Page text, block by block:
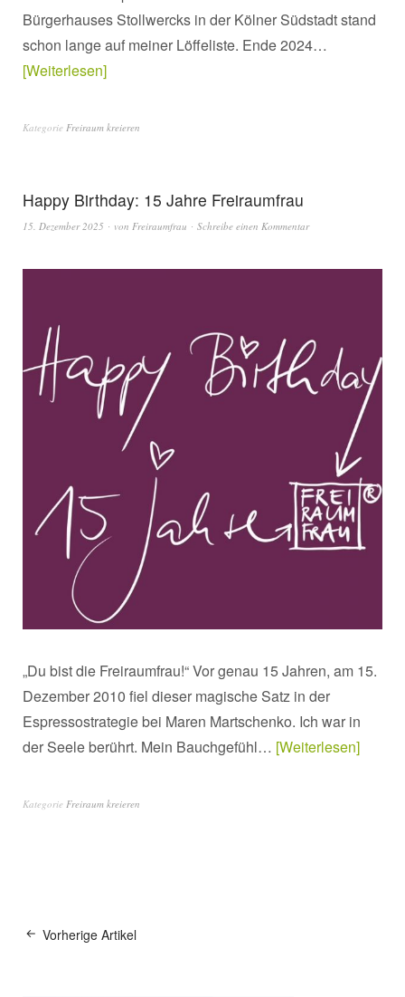
Bürgerhauses Stollwercks in der Kölner Südstadt stand
schon lange auf meiner Löffeliste. Ende 2024…
Weiterlesen
Kategorie Freiraum kreieren
Happy Birthday: 15 Jahre Freiraumfrau
15. Dezember 2025 von Freiraumfrau Schreibe einen Kommentar
„Du bist die Freiraumfrau!“ Vor genau 15 Jahren, am 15.
Dezember 2010 fiel dieser magische Satz in der
Espressostrategie bei Maren Martschenko. Ich war in
der Seele berührt. Mein Bauchgefühl… Weiterlesen
Kategorie Freiraum kreieren
Vorherige Artikel